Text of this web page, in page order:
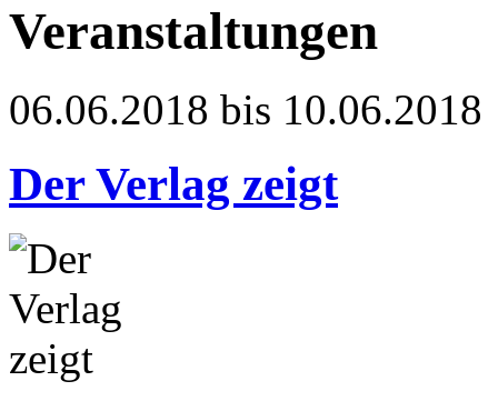
Veranstaltungen
06.06.2018 bis 10.06.2018
Der Verlag zeigt